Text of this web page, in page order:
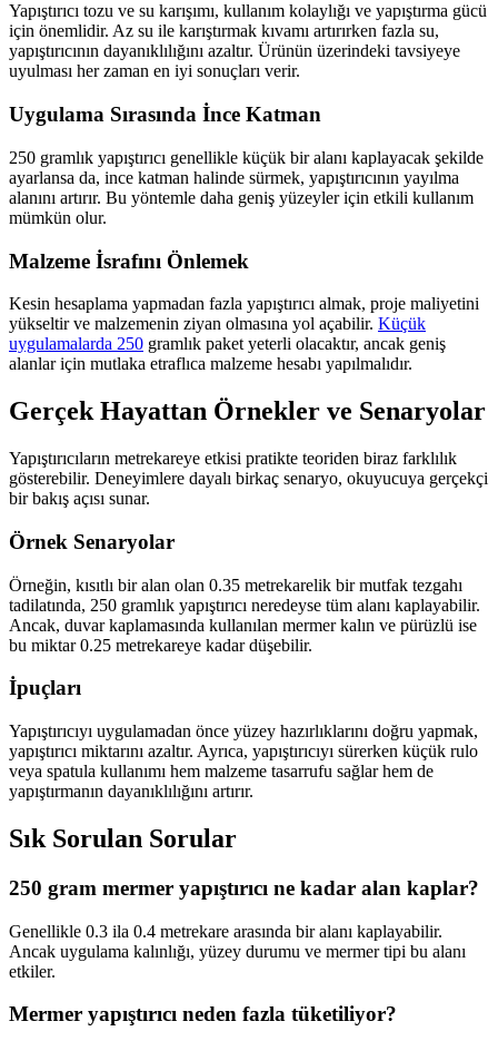
Yapıştırıcı tozu ve su karışımı, kullanım kolaylığı ve yapıştırma gücü
için önemlidir. Az su ile karıştırmak kıvamı artırırken fazla su,
yapıştırıcının dayanıklılığını azaltır. Ürünün üzerindeki tavsiyeye
uyulması her zaman en iyi sonuçları verir.
Uygulama Sırasında İnce Katman
250 gramlık yapıştırıcı genellikle küçük bir alanı kaplayacak şekilde
ayarlansa da, ince katman halinde sürmek, yapıştırıcının yayılma
alanını artırır. Bu yöntemle daha geniş yüzeyler için etkili kullanım
mümkün olur.
Malzeme İsrafını Önlemek
Kesin hesaplama yapmadan fazla yapıştırıcı almak, proje maliyetini
yükseltir ve malzemenin ziyan olmasına yol açabilir. Küçük
uygulamalarda 250 gramlık paket yeterli olacaktır, ancak geniş
alanlar için mutlaka etraflıca malzeme hesabı yapılmalıdır.
Gerçek Hayattan Örnekler ve Senaryolar
Yapıştırıcıların metrekareye etkisi pratikte teoriden biraz farklılık
gösterebilir. Deneyimlere dayalı birkaç senaryo, okuyucuya gerçekçi
bir bakış açısı sunar.
Örnek Senaryolar
Örneğin, kısıtlı bir alan olan 0.35 metrekarelik bir mutfak tezgahı
tadilatında, 250 gramlık yapıştırıcı neredeyse tüm alanı kaplayabilir.
Ancak, duvar kaplamasında kullanılan mermer kalın ve pürüzlü ise
bu miktar 0.25 metrekareye kadar düşebilir.
İpuçları
Yapıştırıcıyı uygulamadan önce yüzey hazırlıklarını doğru yapmak,
yapıştırıcı miktarını azaltır. Ayrıca, yapıştırıcıyı sürerken küçük rulo
veya spatula kullanımı hem malzeme tasarrufu sağlar hem de
yapıştırmanın dayanıklılığını artırır.
Sık Sorulan Sorular
250 gram mermer yapıştırıcı ne kadar alan kaplar?
Genellikle 0.3 ila 0.4 metrekare arasında bir alanı kaplayabilir.
Ancak uygulama kalınlığı, yüzey durumu ve mermer tipi bu alanı
etkiler.
Mermer yapıştırıcı neden fazla tüketiliyor?